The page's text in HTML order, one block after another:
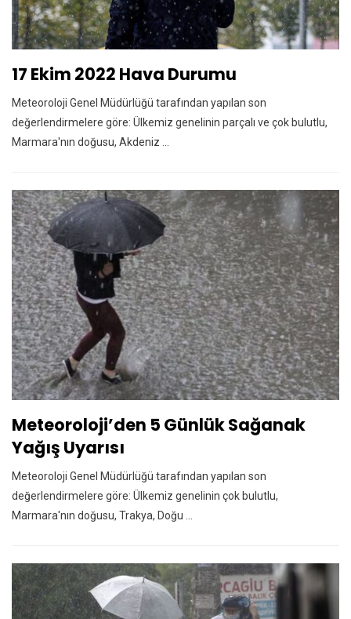
17 Ekim 2022 Hava Durumu
Meteoroloji Genel Müdürlüğü tarafından yapılan son
değerlendirmelere göre: Ülkemiz genelinin parçalı ve çok bulutlu,
Marmara'nın doğusu, Akdeniz ...
Meteoroloji’den 5 Günlük Sağanak
Yağış Uyarısı
Meteoroloji Genel Müdürlüğü tarafından yapılan son
değerlendirmelere göre: Ülkemiz genelinin çok bulutlu,
Marmara'nın doğusu, Trakya, Doğu ...